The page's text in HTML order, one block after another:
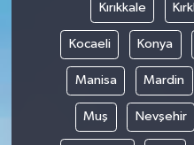
Kırıkkale
Kocaeli Konya
Manisa Mardin
Muş Nevşehir